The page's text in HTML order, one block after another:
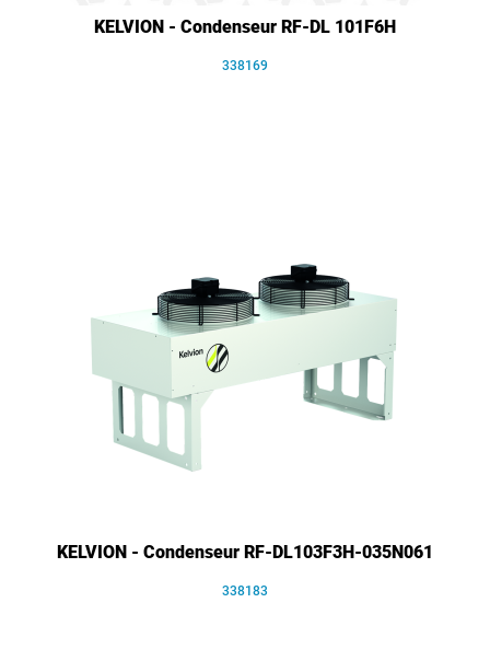
KELVION - Condenseur RF-DL 101F6H
338169
KELVION - Condenseur RF-DL103F3H-035N061
338183